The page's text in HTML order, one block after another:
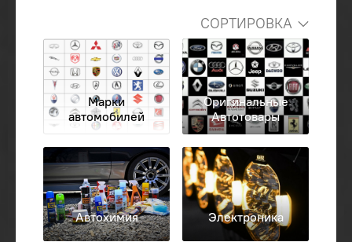
СОРТИРОВКА
Марки
автомобилей
Оригинальные
Автотовары
Автохимия Электроника